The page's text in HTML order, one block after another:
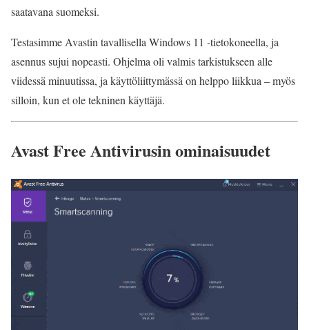
saatavana suomeksi.
Testasimme Avastin tavallisella Windows 11 -tietokoneella, ja
asennus sujui nopeasti. Ohjelma oli valmis tarkistukseen alle
viidessä minuutissa, ja käyttöliittymässä on helppo liikkua – myös
silloin, kun et ole tekninen käyttäjä.
Avast Free Antivirusin ominaisuudet